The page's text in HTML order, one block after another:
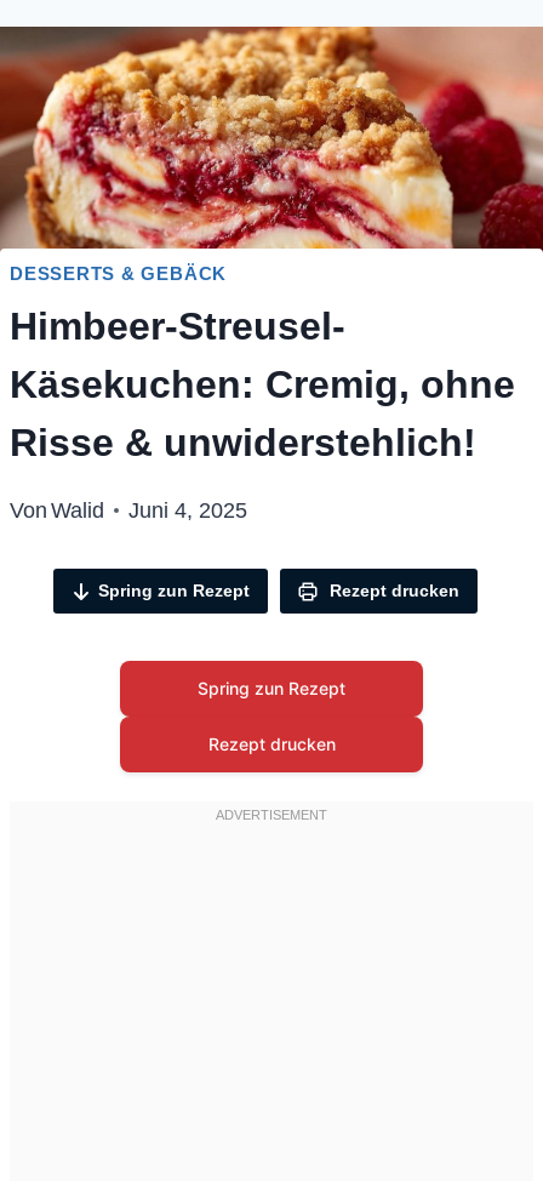
DESSERTS & GEBÄCK
Himbeer-Streusel-
Käsekuchen: Cremig, ohne
Risse & unwiderstehlich!
Von Walid Juni 4, 2025
Spring zun Rezept Rezept drucken
Spring zun Rezept
Rezept drucken